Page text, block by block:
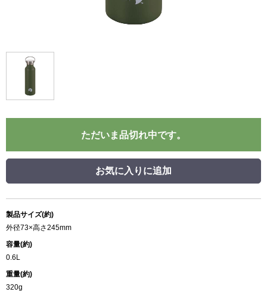
ただいま品切れ中です。
お気に入りに追加
製品サイズ(約)
外径73×高さ245mm
容量(約)
0.6L
重量(約)
320g